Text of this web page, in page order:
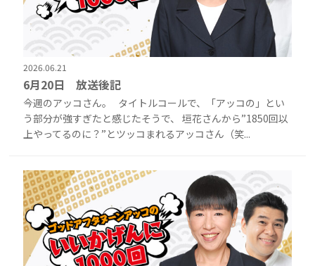
2026.06.21
6月20日 放送後記
今週のアッコさん。 タイトルコールで、「アッコの」とい
う部分が強すぎたと感じたそうで、 垣花さんから”1850回以
上やってるのに？”とツッコまれるアッコさん（笑...